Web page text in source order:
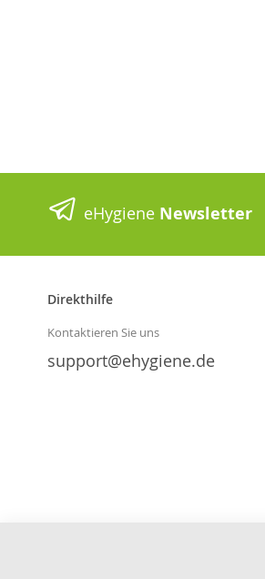
eHygiene Newsletter
Direkthilfe
Kontaktieren Sie uns
support@ehygiene.de